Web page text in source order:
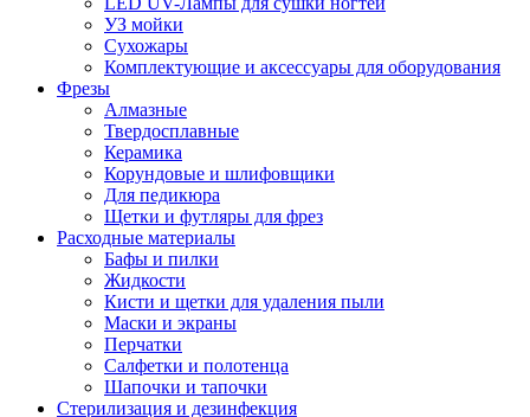
УЗ мойки
Сухожары
Комплектующие и аксессуары для оборудования
Фрезы
Алмазные
Твердосплавные
Керамика
Корундовые и шлифовщики
Для педикюра
Щетки и футляры для фрез
Расходные материалы
Бафы и пилки
Жидкости
Кисти и щетки для удаления пыли
Маски и экраны
Перчатки
Салфетки и полотенца
Шапочки и тапочки
Стерилизация и дезинфекция